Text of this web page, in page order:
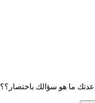
السهم
ما هو سؤالك باختصار؟؟